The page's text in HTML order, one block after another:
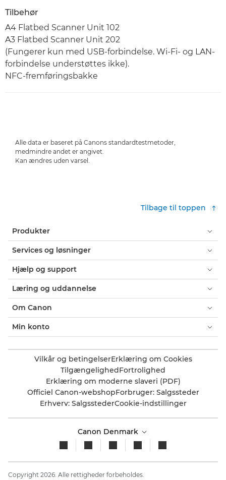
Tilbehør
A4 Flatbed Scanner Unit 102
A3 Flatbed Scanner Unit 202
(Fungerer kun med USB-forbindelse. Wi-Fi- og LAN-
forbindelse understøttes ikke).
NFC-fremføringsbakke
Alle data er baseret på Canons standardtestmetoder,
medmindre andet er angivet.
Kan ændres uden varsel.
Tilbage til toppen
Produkter
Services og løsninger
Hjælp og support
Læring og uddannelse
Om Canon
Min konto
Vilkår og betingelserErklæring om Cookies
TilgængelighedFortrolighed
Erklæring om moderne slaveri (PDF)
Officiel Canon-webshopForbruger: Salgssteder
Erhverv: SalgsstederCookie-indstillinger
Canon Denmark
Copyright 2026. Alle rettigheder forbeholdes.